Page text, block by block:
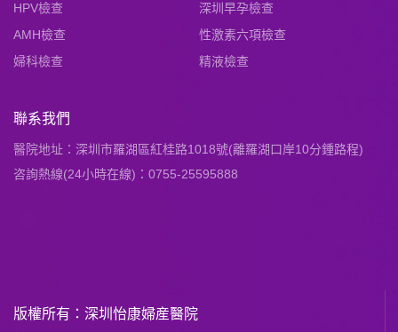
HPV檢查
深圳早孕檢查
AMH檢查
性激素六項檢查
婦科檢查
精液檢查
聯系我們
醫院地址：深圳市羅湖區紅桂路1018號(離羅湖口岸10分鍾路程)
咨詢熱線(24小時在線)：0755-25595888
版權所有：深圳怡康婦産醫院